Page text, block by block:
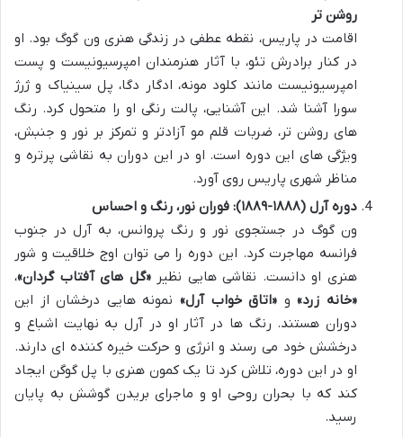
روشن تر
اقامت در پاریس، نقطه عطفی در زندگی هنری ون گوگ بود. او
در کنار برادرش تئو، با آثار هنرمندان امپرسیونیست و پست
امپرسیونیست مانند کلود مونه، ادگار دگا، پل سینیاک و ژرژ
سورا آشنا شد. این آشنایی، پالت رنگی او را متحول کرد. رنگ
های روشن تر، ضربات قلم مو آزادتر و تمرکز بر نور و جنبش،
ویژگی های این دوره است. او در این دوران به نقاشی پرتره و
مناظر شهری پاریس روی آورد.
دوره آرل (۱۸۸۸-۱۸۸۹): فوران نور، رنگ و احساس
ون گوگ در جستجوی نور و رنگ پروانس، به آرل در جنوب
فرانسه مهاجرت کرد. این دوره را می توان اوج خلاقیت و شور
هنری او دانست. نقاشی هایی نظیر«گل های آفتاب گردان»،
«خانه زرد»و «اتاق خواب آرل» نمونه هایی درخشان از این
دوران هستند. رنگ ها در آثار او در آرل به نهایت اشباع و
درخشش خود می رسند و انرژی و حرکت خیره کننده ای دارند.
او در این دوره، تلاش کرد تا یک کمون هنری با پل گوگن ایجاد
کند که با بحران روحی او و ماجرای بریدن گوشش به پایان
رسید.